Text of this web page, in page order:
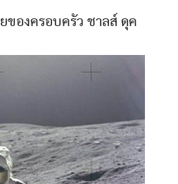
ของครอบครัว ชาลส์ ดุค